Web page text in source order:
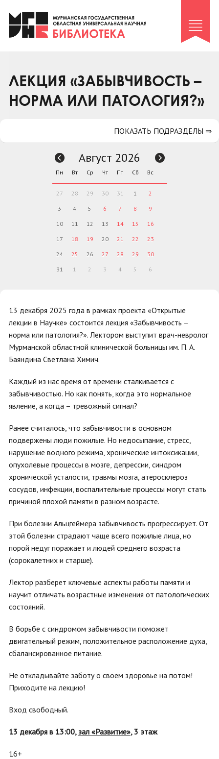
Клуб «Гиря и сельдерей»
Клуб «Семейный архив»
Коллегам
Контакты
ЛЕКЦИЯ «ЗАБЫВЧИВОСТЬ –
НОРМА ИЛИ ПАТОЛОГИЯ?»
13 декабря 2025 года в рамках проекта «Открытые
лекции в Научке» состоится лекция «Забывчивость –
норма или патология?». Лектором выступит врач-невролог
Мурманской областной клинической больницы им. П. А.
Баяндина Светлана Химич.
Каждый из нас время от времени сталкивается с
забывчивостью. Но как понять, когда это нормальное
явление, а когда – тревожный сигнал?
Ранее считалось, что забывчивости в основном
подвержены люди пожилые. Но недосыпание, стресс,
нарушение водного режима, хронические интоксикации,
опухолевые процессы в мозге, депрессии, синдром
хронической усталости, травмы мозга, атеросклероз
сосудов, инфекции, воспалительные процессы могут стать
причиной плохой памяти в разном возрасте.
При болезни Альцгеймера забывчивость прогрессирует. От
этой болезни страдают чаще всего пожилые лица, но
порой недуг поражает и людей среднего возраста
(сорокалетних и старше).
Лектор разберет ключевые аспекты работы памяти и
научит отличать возрастные изменения от патологических
состояний.
В борьбе с синдромом забывчивости поможет
двигательный режим, положительное расположение духа,
сбалансированное питание.
Не откладывайте заботу о своем здоровье на потом!
Приходите на лекцию!
Вход свободный.
13 декабря в 13:00, зал «Развитие», 3 этаж
16+
ПОКАЗАТЬ ПОДРАЗДЕЛЫ ⇒
Август 2026
Пн Вт Ср Чт Пт Сб Вс
27 28 29 30 31 1 2
3 4 5 6 7 8 9
10 11 12 13 14 15 16
17 18 19 20 21 22 23
24 25 26 27 28 29 30
31 1 2 3 4 5 6